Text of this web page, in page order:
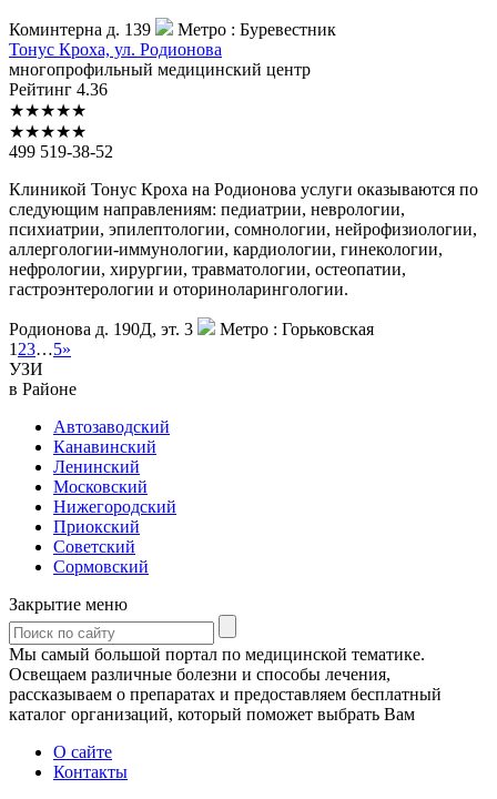
Коминтерна д. 139 Метро : Буревестник
Тонус Кроха, ул. Родионова
многопрофильный медицинский центр
Рейтинг 4.36
★★★★★
★★★★★
499 519-38-52
Клиникой Тонус Кроха на Родионова услуги оказываются по
следующим направлениям: педиатрии, неврологии,
психиатрии, эпилептологии, сомнологии, нейрофизиологии,
аллергологии-иммунологии, кардиологии, гинекологии,
нефрологии, хирургии, травматологии, остеопатии,
гастроэнтерологии и оториноларингологии.
Родионова д. 190Д, эт. 3 Метро : Горьковская
1 23…5»
УЗИ
в Районе
Автозаводский
Канавинский
Ленинский
Московский
Нижегородский
Приокский
Советский
Сормовский
Закрытие меню
Мы самый большой портал по медицинской тематике.
Освещаем различные болезни и способы лечения,
рассказываем о препаратах и предоставляем бесплатный
каталог организаций, который поможет выбрать Вам
О сайте
Контакты